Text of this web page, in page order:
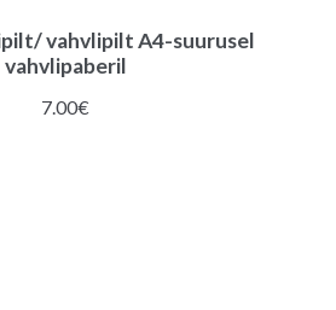
vahvlipilt A4-suurusel
vahvlipaberil
7.00€